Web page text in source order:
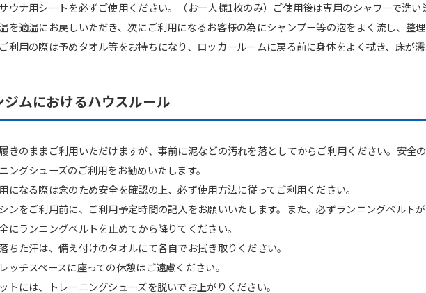
ウナ用シートを必ずご使用ください。（お一人様1枚のみ）ご使用後は専用のシャワーで洗い
を適温にお戻しいただき、次にご利用になるお客様の為にシャンプー等の泡をよく流し、整理
利用の際は予めタオル等をお持ちになり、ロッカールームに戻る前に身体をよく拭き、床が
ジムにおけるハウスルール
きのままご利用いただけますが、事前に泥などの汚れを落としてからご利用ください。安全
ングシューズのご利用をお勧めいたします。
になる際は念のため安全を確認の上、必ず使用方法に従ってご利用ください。
ンをご利用前に、ご利用予定時間の記入をお願いいたします。また、必ずランニングベルト
にランニングベルトを止めてから降りてください。
ちた汗は、備え付けのタオルにて各自でお拭き取りください。
ッチスペースに座っての休憩はご遠慮ください。
トには、トレーニングシューズを脱いでお上がりください。